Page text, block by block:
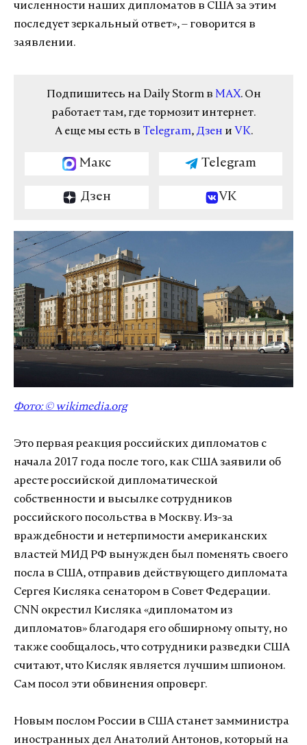
численности наших дипломатов в США за этим
последует зеркальный ответ», – говорится в
заявлении.
Подпишитесь на Daily Storm в MAX. Он
работает там, где тормозит интернет.
А еще мы есть в Telegram, Дзен и VK.
Макс Telegram
Дзен VK
Фото: © wikimedia.org
Это первая реакция российских дипломатов с
начала 2017 года после того, как США заявили об
аресте российской дипломатической
собственности и высылке сотрудников
российского посольства в Москву. Из-за
враждебности и нетерпимости американских
властей МИД РФ вынужден был поменять своего
посла в США, отправив действующего дипломата
Сергея Кисляка сенатором в Совет Федерации.
CNN окрестил Кисляка «дипломатом из
дипломатов» благодаря его обширному опыту, но
также сообщалось, что сотрудники разведки США
считают, что Кисляк является лучшим шпионом.
Сам посол эти обвинения опроверг.
Новым послом России в США станет замминистра
иностранных дел Анатолий Антонов, который на